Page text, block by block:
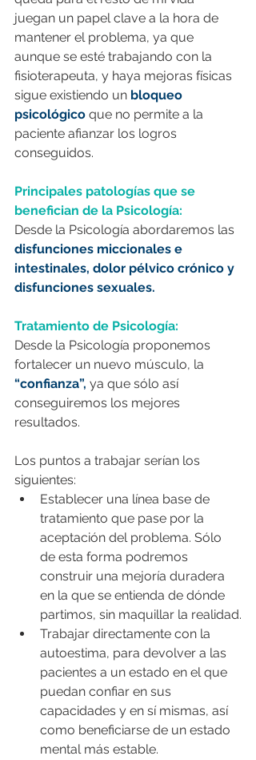
juegan un papel clave a la hora de
mantener el problema, ya que
aunque se esté trabajando con la
fisioterapeuta, y haya mejoras físicas
sigue existiendo un bloqueo
psicológico que no permite a la
paciente afianzar los logros
conseguidos.
Principales patologías que se
benefician de la Psicología:
Desde la Psicología abordaremos las
disfunciones miccionales e
intestinales, dolor pélvico crónico y
disfunciones sexuales.
Tratamiento de Psicología:
Desde la Psicología proponemos
fortalecer un nuevo músculo, la
“confianza”, ya que sólo así
conseguiremos los mejores
resultados.
Los puntos a trabajar serían los
siguientes:
Establecer una línea base de
tratamiento que pase por la
aceptación del problema. Sólo
de esta forma podremos
construir una mejoría duradera
en la que se entienda de dónde
partimos, sin maquillar la realidad.
Trabajar directamente con la
autoestima, para devolver a las
pacientes a un estado en el que
puedan confiar en sus
capacidades y en sí mismas, así
como beneficiarse de un estado
mental más estable.